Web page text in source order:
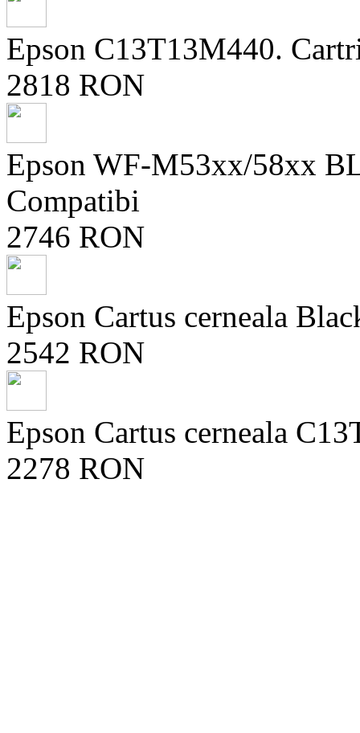
Epson C13T13M440.
2818 RON
Epson WF-M53xx/58xx
Compatibi
2746 RON
Epson Cartus cerneala
2542 RON
Epson Cartus cerneala
2278 RON